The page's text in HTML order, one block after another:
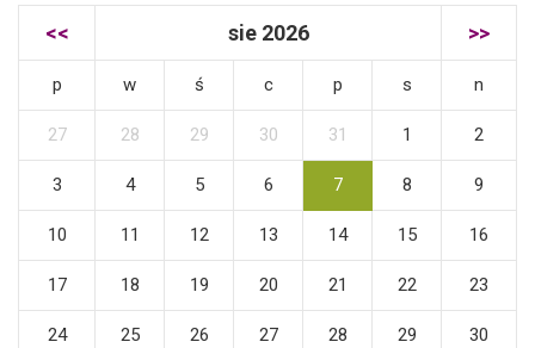
<< sie 2026 >>
p w ś c p s n
27 28 29 30 31 1 2
3 4 5 6 7 8 9
10 11 12 13 14 15 16
17 18 19 20 21 22 23
24 25 26 27 28 29 30